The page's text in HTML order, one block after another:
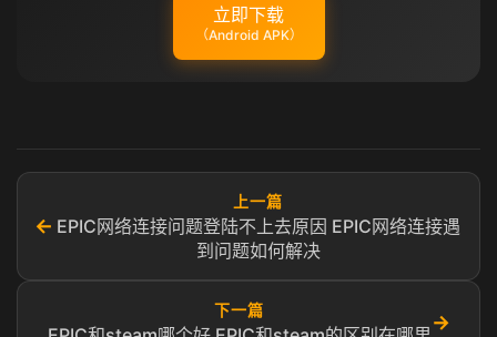
立即下载
（Android APK）
←
上一篇
EPIC网络连接问题登陆不上去原因 EPIC网络连接遇
到问题如何解决
下一篇
→